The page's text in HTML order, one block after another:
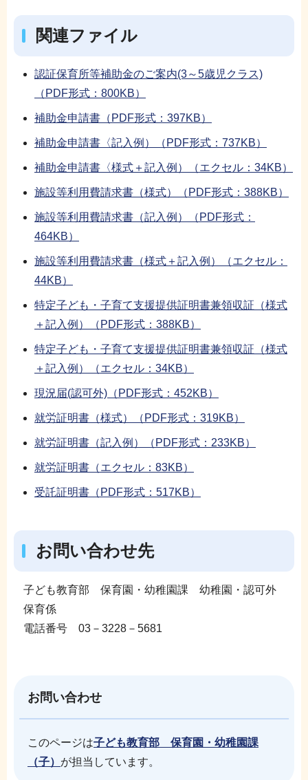
関連ファイル
認証保育所等補助金のご案内(3～5歳児クラス)
（PDF形式：800KB）
補助金申請書（PDF形式：397KB）
補助金申請書〈記入例）（PDF形式：737KB）
補助金申請書〈様式＋記入例）（エクセル：34KB）
施設等利用費請求書（様式）（PDF形式：388KB）
施設等利用費請求書（記入例）（PDF形式：
464KB）
施設等利用費請求書（様式＋記入例）（エクセル：
44KB）
特定子ども・子育て支援提供証明書兼領収証（様式
＋記入例）（PDF形式：388KB）
特定子ども・子育て支援提供証明書兼領収証（様式
＋記入例）（エクセル：34KB）
現況届(認可外)（PDF形式：452KB）
就労証明書（様式）（PDF形式：319KB）
就労証明書（記入例）（PDF形式：233KB）
就労証明書（エクセル：83KB）
受託証明書（PDF形式：517KB）
お問い合わせ先
子ども教育部 保育園・幼稚園課 幼稚園・認可外
保育係
電話番号 03－3228－5681
お問い合わせ
このページは子ども教育部 保育園・幼稚園課
（子） が担当しています。